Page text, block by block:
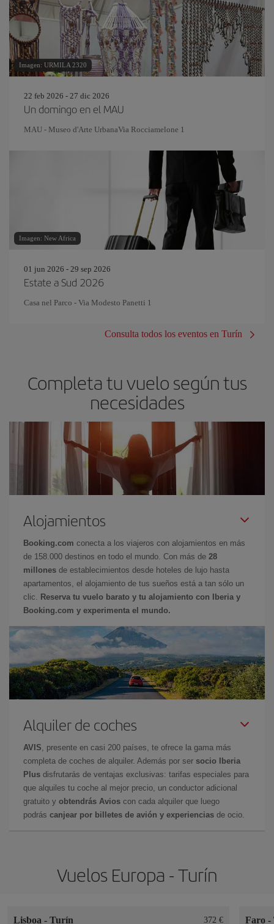
Imagen: URMILA 2320
22 feb 2026 - 27 dic 2026
Un domingo en el MAU
MAU - Museo d'Arte UrbanaVia Rocciamelone 1
Imagen: New Africa
01 jun 2026 - 29 sep 2026
Estate a Sud 2026
Casa nel Parco - Via Modesto Panetti 1
Consulta todos los eventos en Turín
Completa tu vuelo según tus
necesidades
Alojamientos
Booking.com conecta a los viajeros con alojamientos en más
de 158.000 destinos en todo el mundo. Con más de 28
millones de establecimientos desde hoteles de lujo hasta
apartamentos, el alojamiento de tus sueños está a tan sólo un
clic.
Reserva tu vuelo barato y tu alojamiento con Iberia y
Booking.com y experimenta el mundo.
Alquiler de coches
AVIS , presente en casi 200 países, te ofrece la gama más
completa de coches de alquiler. Además por ser socio Iberia
Plus disfrutarás de ventajas exclusivas: tarifas especiales para
que alquiles tu coche al mejor precio, un conductor adicional
gratuito y obtendrás Avios con cada alquiler que luego
podrás canjear por billetes de avión y experiencias de ocio.
Vuelos Europa - Turín
Lisboa - Turín 372 € Faro-